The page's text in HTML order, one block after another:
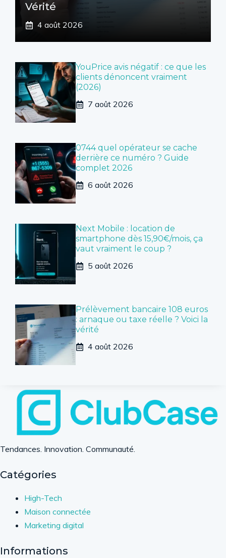
Vérité
4 août 2026
YouPrice avis négatif : ce que les
clients dénoncent vraiment
(2026)
7 août 2026
0744 quel opérateur se cache
derrière ce numéro ? Guide
complet 2026
6 août 2026
Next Mobile : location de
smartphone dès 15,90€/mois, ça
vaut vraiment le coup ?
5 août 2026
Prélèvement bancaire 108 euros
: arnaque ou taxe réelle ? Voici la
vérité
4 août 2026
Tendances. Innovation. Communauté.
Catégories
High-Tech
Maison connectée
Marketing digital
Informations